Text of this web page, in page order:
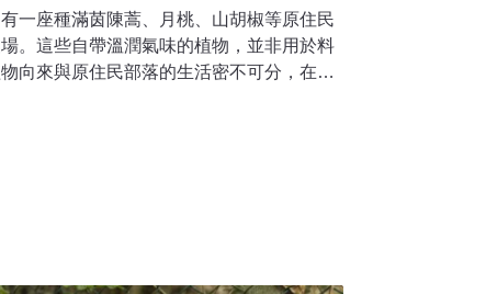
一座種滿茵陳蒿、月桃、山胡椒等原住民
。這些自帶溫潤氣味的植物，並非用於料
向來與原住民部落的生活密不可分，在不
移居花蓮後，他在家扶基金會服務期間，